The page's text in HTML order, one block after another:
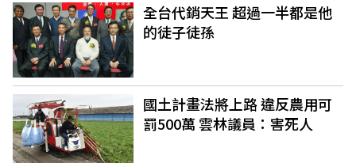
全台代銷天王 超過一半都是他
的徒子徒孫
國土計畫法將上路 違反農用可
罰500萬 雲林議員：害死人